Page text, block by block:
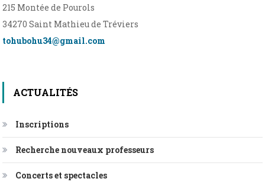
215 Montée de Pourols
34270 Saint Mathieu de Tréviers
tohubohu34@gmail.com
ACTUALITÉS
Inscriptions
Recherche nouveaux professeurs
Concerts et spectacles